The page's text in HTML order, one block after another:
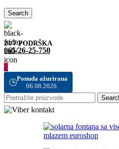
Search
24/7 PODRŠKA
065/26-25-750
0
🕒Ponuda ažurirana
06.08.2026.